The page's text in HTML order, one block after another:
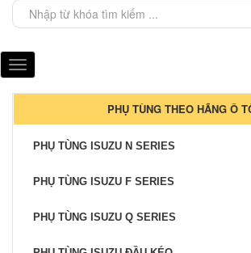
Toggle
navigation
PHỤ TÙNG THEO HÃNG Ô
PHỤ TÙNG ISUZU N SERIES
PHỤ TÙNG ISUZU F SERIES
PHỤ TÙNG ISUZU Q SERIES